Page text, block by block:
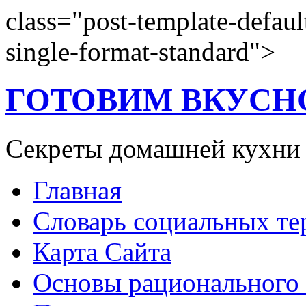
class="post-template-
single-format-standard">
ГОТОВИМ
Секреты домашней кухни
Главная
Словарь социальных
Карта Сайта
Основы рационального